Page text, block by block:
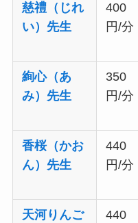
慈禮（じれ
い）先生
400
円/分
絢心（あ
み）先生
350
円/分
香桜（かお
ん）先生
440
円/分
天河りんご
440